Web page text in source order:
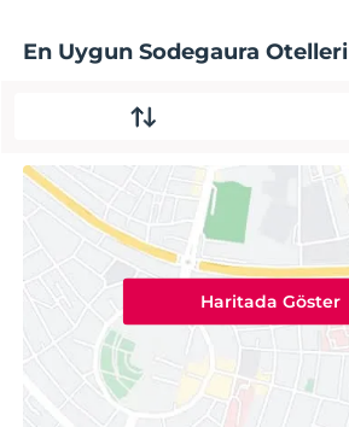
En Uygun Sodegaura Otelleri
Haritada Göster